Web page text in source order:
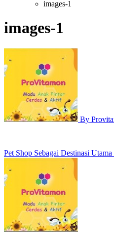
images-1
images-1
By
Post
navigation
Pet Shop Sebagai Destinasi